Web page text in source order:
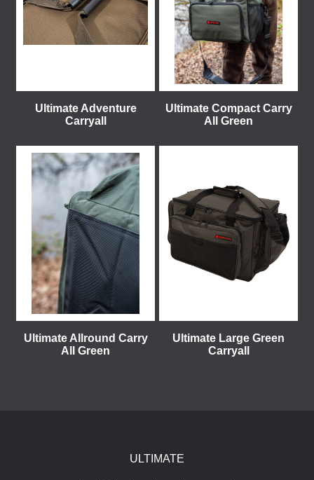
Ultimate Adventure
Carryall
Ultimate Compact Carry
All Green
Ultimate Allround Carry
All Green
Ultimate Large Green
Carryall
ULTIMATE